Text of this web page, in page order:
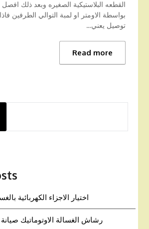
القطعه البلاستيكية الصغيره وبعد ذلك افصل
بواسطة الاومتر او لمبة التوالي الطرفين
توصيل يعني…
Read more
اختيار الاجزاء الكهربائية
رشاش الغسالة الاوتوماتيك